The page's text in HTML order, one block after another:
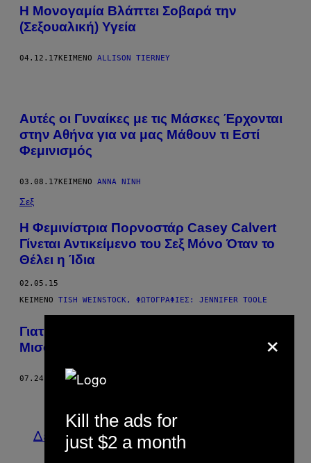
Η Μονογαμία Βλάπτει Σοβαρά την
(Σεξουαλική) Υγεία
04.12.17 ΚΕΊΜΕΝΟ ALLISON TIERNEY
Αυτές οι Γυναίκες με τις Μάσκες Έρχονται
στην Αθήνα για να μας Μάθουν τι Εστί
Φεμινισμός
03.08.17ΚΕΊΜΕΝΟ ΆΝΝΑ ΝΊΝΗ
Σεξ
Η Φεμινίστρια Πορνοστάρ Casey Calvert
Γίνεται Αντικείμενο του Σεξ Μόνο Όταν το
Θέλει η Ίδια
02.05.15
ΚΕΊΜΕΝΟ TISH WEINSTOCK, ΦΩΤΟΓΡΑΦΊΕΣ: JENNIFER TOOLE
Γιατί οι “WOMEN AGAINST FEMINISM”
Μισούν τις Φεμινίστριες;
07.24.14 ΚΕΊΜΕΝΟALLEGRA RINGO
Δείτε τα όλα
×
Kill the ads for
just $2 a month